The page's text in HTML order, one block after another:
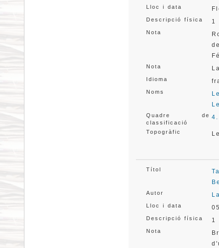
Lloc i data
Descripció física 1
Nota
Nota
Idioma
Noms
Quadre de
classificació
Topogràfic
Títol
Autor
Lloc i data
Descripció física 1
Nota